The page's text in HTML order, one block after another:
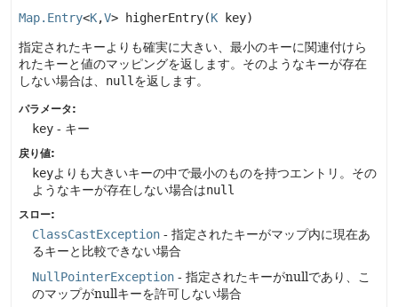
Map.Entry<K,V> higherEntry(K key)
指定されたキーよりも確実に大きい、最小のキーに関連付けら
れたキーと値のマッピングを返します。そのようなキーが存在
しない場合は、 null を返します。
パラメータ:
key - キー
戻り値:
keyよりも大きいキーの中で最小のものを持つエントリ。その
ようなキーが存在しない場合はnull
スロー:
ClassCastException - 指定されたキーがマップ内に現在あ
るキーと比較できない場合
NullPointerException - 指定されたキーがnullであり、こ
のマップがnullキーを許可しない場合